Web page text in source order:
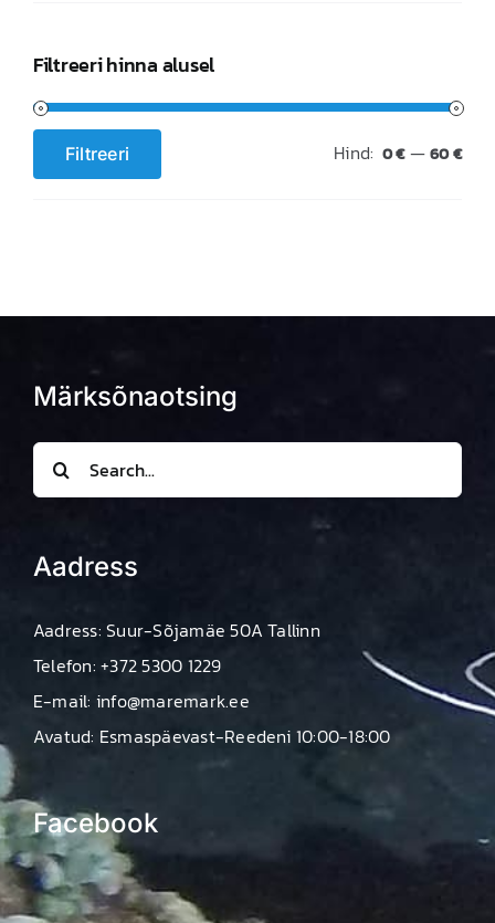
Filtreeri hinna alusel
Minimaalne
Maksimaalne
Filtreeri Hind: 0 €—60 €
Märksõnaotsing
Search
for:
Aadress
Aadress: Suur-Sõjamäe 50A Tallinn
Telefon: +372 5300 1229
E-mail: info@maremark.ee
Avatud: Esmaspäevast-Reedeni 10:00-18:00
Facebook